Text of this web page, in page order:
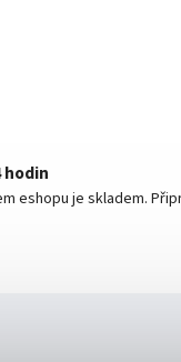
hodin
eshopu je skladem.